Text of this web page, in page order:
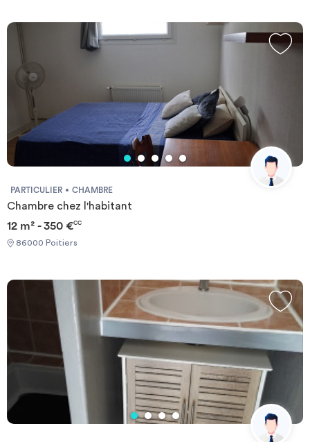
à la chambre. Pas de caution solidaire. Chacun est libre de partir
quand il veut sans se soucier des autres colocs, dès le moment
où il respecte un mois de préavis. Éligible aux APL. REFERENCE
DU BIEN : RL0226GLes informations sur les risques auxquels ce
bien est exposé sont disponibles sur le site Géorisques :
www.georisques.gouv.frMontant estimé des dépenses annuelles
d'énergie pour un usage standard : 899 € par an.Prix moyens des
énergies indexés sur l'année 2021,2022,2023 (abonnements
compris) Required documents: - Financial guarantee - Identity
Card - Reason for impermanence Documents requis: - Garanties
financières - Carte d'identité - Motif du transfert / transitoire
PARTICULIER CHAMBRE
Chambre chez l'habitant
12 m² - 350 €CC
86000 Poitiers